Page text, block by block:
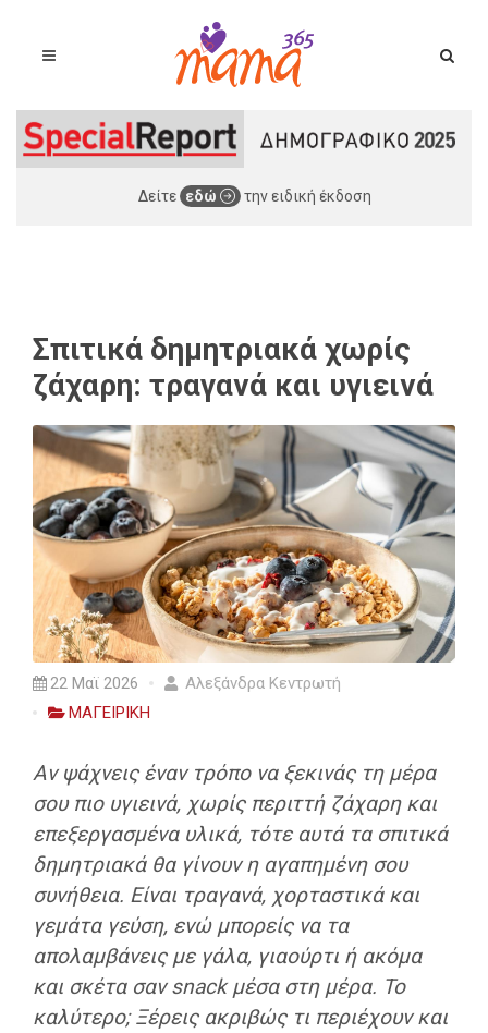
Δείτε εδώ την ειδική έκδοση
Σπιτικά δημητριακά χωρίς
ζάχαρη: τραγανά και υγιεινά
22 Μαϊ 2026
Αλεξάνδρα Κεντρωτή
ΜΑΓΕΙΡΙΚΗ
Αν ψάχνεις έναν τρόπο να ξεκινάς τη μέρα
σου πιο υγιεινά, χωρίς περιττή ζάχαρη και
επεξεργασμένα υλικά, τότε αυτά τα σπιτικά
δημητριακά θα γίνουν η αγαπημένη σου
συνήθεια. Είναι τραγανά, χορταστικά και
γεμάτα γεύση, ενώ μπορείς να τα
απολαμβάνεις με γάλα, γιαούρτι ή ακόμα
και σκέτα σαν snack μέσα στη μέρα. Το
καλύτερο; Ξέρεις ακριβώς τι περιέχουν και